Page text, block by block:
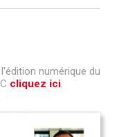
numérique du
cliquez ici.